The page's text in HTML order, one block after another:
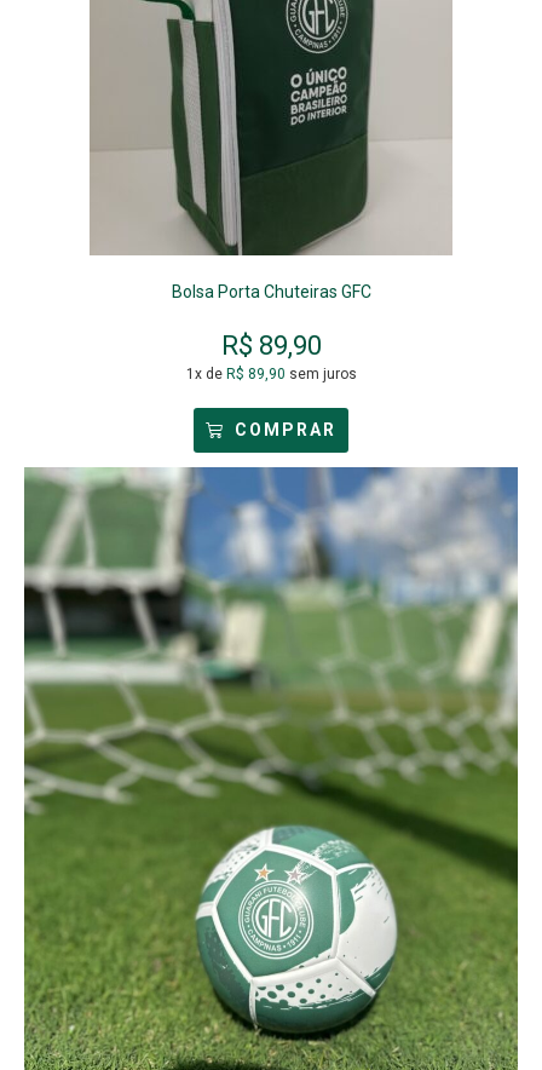
Bolsa Porta Chuteiras GFC
R$ 89,90
1x de R$ 89,90 sem juros
COMPRAR